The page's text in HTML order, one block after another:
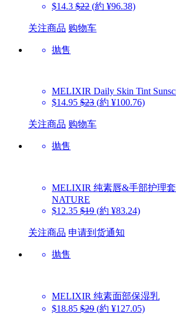
$14.3 $22 (約 ¥96.38)
关注商品 购物车
抛售
MELIXIR Daily Skin Tint
$14.95 $23 (約 ¥100.76)
关注商品 购物车
抛售
MELIXIR 纯素唇&手部护理
NATURE
$12.35 $19 (約 ¥83.24)
关注商品 申请到货通知
抛售
MELIXIR 纯素面部保湿乳
$18.85 $29 (約 ¥127.05)